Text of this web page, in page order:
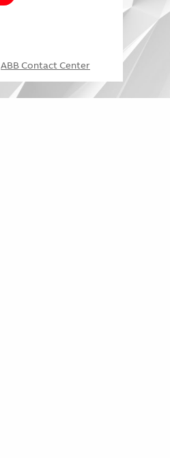
ABB Contact Center